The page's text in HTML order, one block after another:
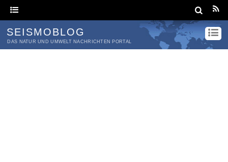
SEISMOBLOG
DAS NATUR UND UMWELT NACHRICHTEN PORTAL